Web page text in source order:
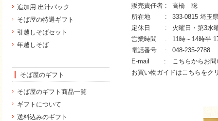
販売責任者 :
高橋 聡
所在地 :
333-0815 埼玉
定休日 :
火曜日・第3水
営業時間 :
11時～14時半
電話番号 :
048-235-2788
E-mail :
こちらからお
お買い物ガイドはこちらをク
追加用 出汁パック
そば屋の特選ギフト
引越しそばセット
年越しそば
そば屋のギフト
そば屋のギフト商品一覧
ギフトについて
送料込みのギフト